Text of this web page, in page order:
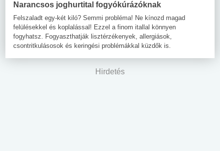
Narancsos joghurtital fogyókúrázóknak
Felszaladt egy-két kiló? Semmi probléma! Ne kínozd magad
felülésekkel és koplalással! Ezzel a finom itallal könnyen
fogyhatsz. Fogyaszthatják lisztérzékenyek, allergiások,
csontritkulásosok és keringési problémákkal küzdők is.
Hirdetés